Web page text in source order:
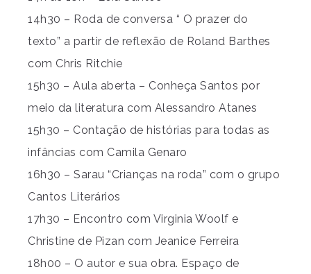
14h30 – Roda de conversa “ O prazer do
texto” a partir de reflexão de Roland Barthes
com Chris Ritchie
15h30 – Aula aberta – Conheça Santos por
meio da literatura com Alessandro Atanes
15h30 – Contação de histórias para todas as
infâncias com Camila Genaro
16h30 – Sarau “Crianças na roda” com o grupo
Cantos Literários
17h30 – Encontro com Virginia Woolf e
Christine de Pizan com Jeanice Ferreira
18h00 – O autor e sua obra. Espaço de